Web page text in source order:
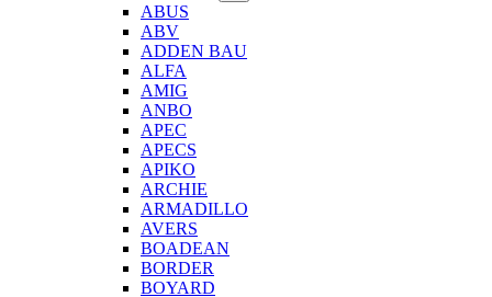
ABUS
ABV
ADDEN BAU
ALFA
AMIG
ANBO
APEC
APECS
APIKO
ARCHIE
ARMADILLO
AVERS
BOADEAN
BORDER
BOYARD